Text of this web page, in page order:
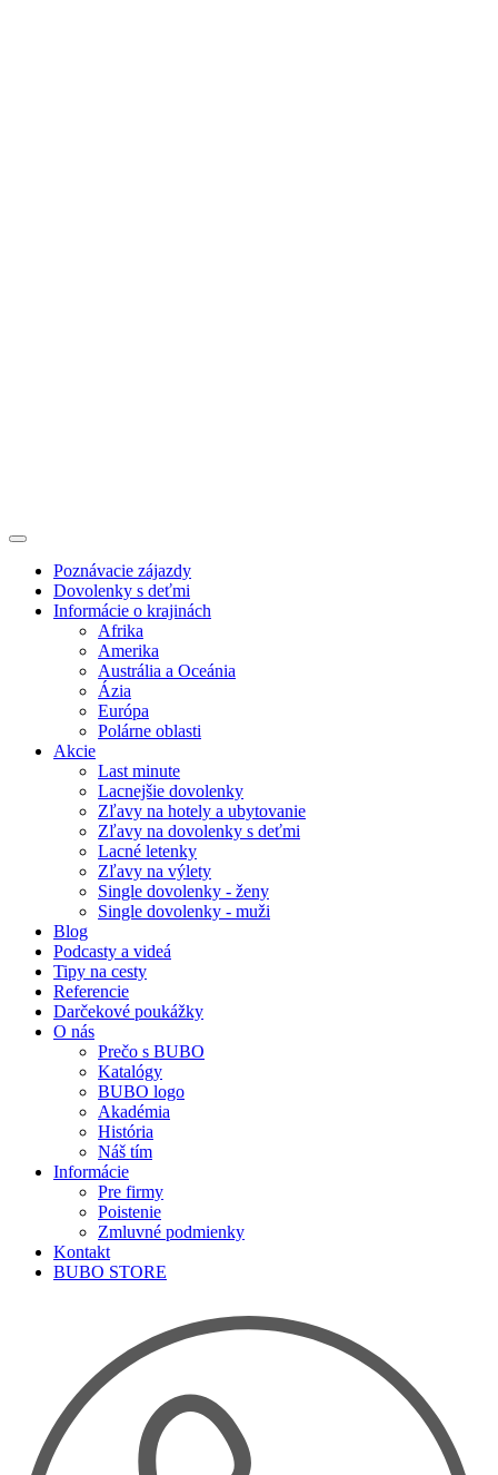
Poznávacie zájazdy
Dovolenky s deťmi
Informácie o krajinách
Afrika
Amerika
Austrália a Oceánia
Ázia
Európa
Polárne oblasti
Akcie
Last minute
Lacnejšie dovolenky
Zľavy na hotely a ubytovanie
Zľavy na dovolenky s deťmi
Lacné letenky
Zľavy na výlety
Single dovolenky - ženy
Single dovolenky - muži
Blog
Podcasty a videá
Tipy na cesty
Referencie
Darčekové poukážky
O nás
Prečo s BUBO
Katalógy
BUBO logo
Akadémia
História
Náš tím
Informácie
Pre firmy
Poistenie
Zmluvné podmienky
Kontakt
BUBO STORE